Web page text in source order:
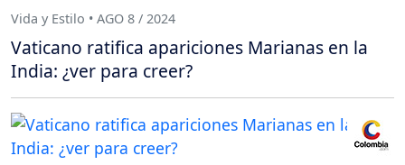
Vida y Estilo • AGO 8 / 2024
Vaticano ratifica apariciones Marianas en la
India: ¿ver para creer?